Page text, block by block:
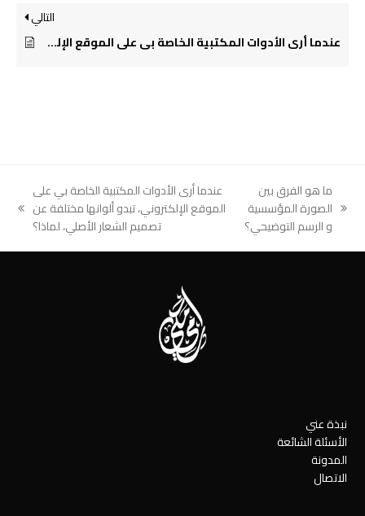
التالي
عندما أرى الأدوات المكتبية الخاصة بي على الموقع الإلكتروني، تبدو ألوانها مختلفة عن تصميم الشعار الأصلي، لماذا؟
previous
post:
ما هو الفرق بين
الصورة المؤسسية
و الرسم التوضيحي؟
next
عندما أرى الأدوات المكتبية الخاصة بي على
الموقع الإلكتروني، تبدو ألوانها مختلفة عن
تصميم الشعار الأصلي، لماذا؟
نبذة عني
الأسئلة الشائعة
المدونة
الاتصال